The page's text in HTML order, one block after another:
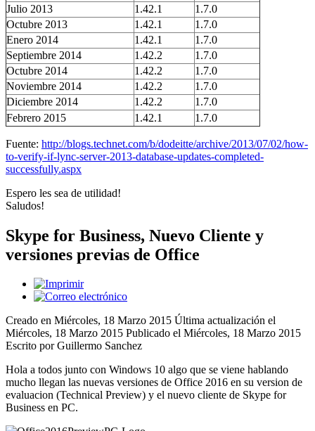
Julio 2013
1.42.1
1.7.0
Octubre 2013
1.42.1
1.7.0
Enero 2014
1.42.1
1.7.0
Septiembre 2014
1.42.2
1.7.0
Octubre 2014
1.42.2
1.7.0
Noviembre 2014
1.42.2
1.7.0
Diciembre 2014
1.42.2
1.7.0
Febrero 2015
1.42.1 1.7.0
Fuente: http://blogs.technet.com/b/dodeitte/archive/2013/07/02/how-
to-verify-if-lync-server-2013-database-updates-completed-
successfully.aspx
Espero les sea de utilidad!
Saludos!
Skype for Business, Nuevo Cliente y
versiones previas de Office
Creado en Miércoles, 18 Marzo 2015 Última actualización el
Miércoles, 18 Marzo 2015 Publicado el Miércoles, 18 Marzo 2015
Escrito por Guillermo Sanchez
Hola a todos junto con Windows 10 algo que se viene hablando
mucho llegan las nuevas versiones de Office 2016 en su version de
evaluacion (Technical Preview) y el nuevo cliente de Skype for
Business en PC.